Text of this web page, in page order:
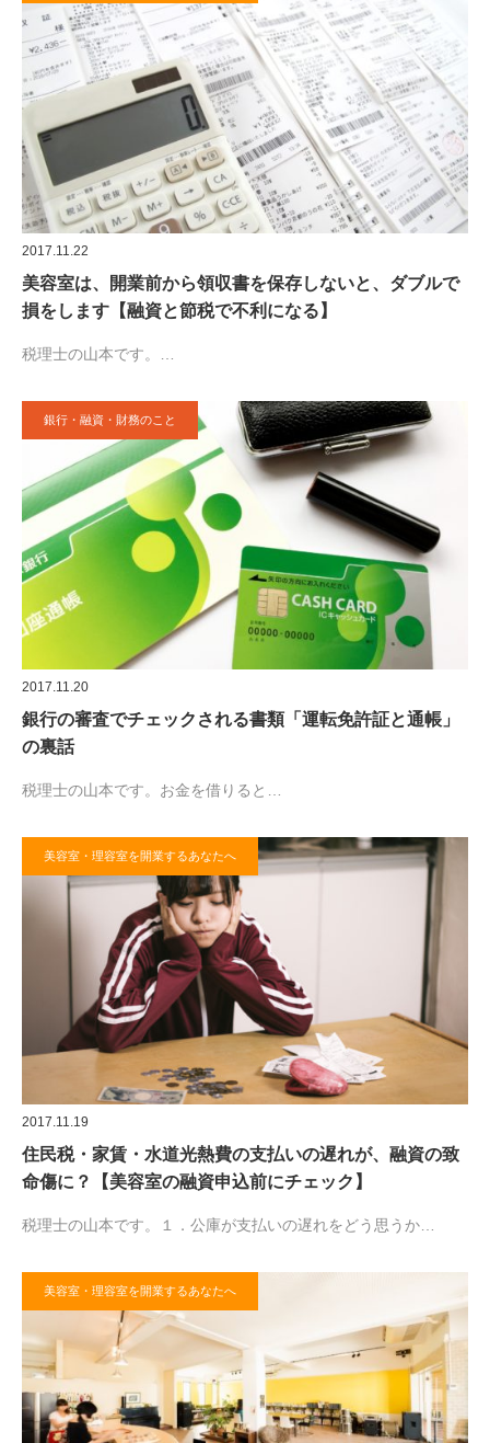
2017.11.22
美容室は、開業前から領収書を保存しないと、ダブルで
損をします【融資と節税で不利になる】
税理士の山本です。…
銀行・融資・財務のこと
2017.11.20
銀行の審査でチェックされる書類「運転免許証と通帳」
の裏話
税理士の山本です。お金を借りると…
美容室・理容室を開業するあなたへ
2017.11.19
住民税・家賃・水道光熱費の支払いの遅れが、融資の致
命傷に？【美容室の融資申込前にチェック】
税理士の山本です。１．公庫が支払いの遅れをどう思うか…
美容室・理容室を開業するあなたへ